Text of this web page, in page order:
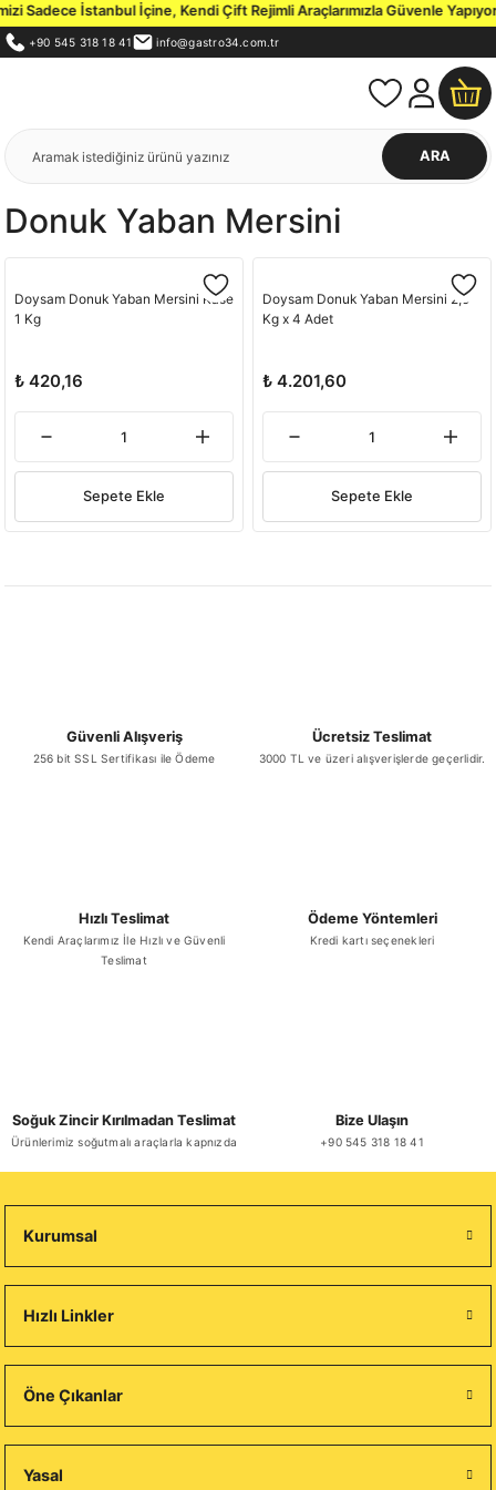
Sadece İstanbul İçine, Kendi Çift Rejimli Araçlarımızla Güvenle
+90 545 318 18 41 info@gastro34.com.tr
ARA
Donuk Yaban Mersini
Doysam Donuk Yaban Mersini Kase
1 Kg
₺ 420,16
Sepete Ekle
Doysam Donuk Yaban Mersini 2,5
Kg x 4 Adet
₺ 4.201,60
Sepete Ekle
Güvenli Alışveriş
256 bit SSL Sertifikası ile Ödeme
Ücretsiz Teslimat
3000 TL ve üzeri alışverişlerde geçerlidir.
Hızlı Teslimat
Kendi Araçlarımız İle Hızlı ve Güvenli
Teslimat
Ödeme Yöntemleri
Kredi kartı seçenekleri
Soğuk Zincir Kırılmadan Teslimat
Ürünlerimiz soğutmalı araçlarla kapnızda
Bize Ulaşın
+90 545 318 18 41
Kurumsal
Hızlı Linkler
Öne Çıkanlar
Yasal